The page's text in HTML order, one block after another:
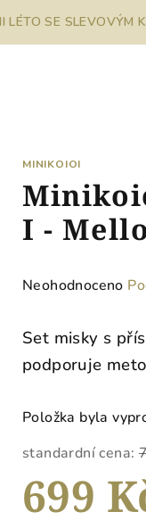
LÉTO SE
MINIKOIOI
I -
Průměrné
produktu
je
0,0
5
Neohodnoceno
Set misky s
podporuje
Položka byla
standardní cena:
699